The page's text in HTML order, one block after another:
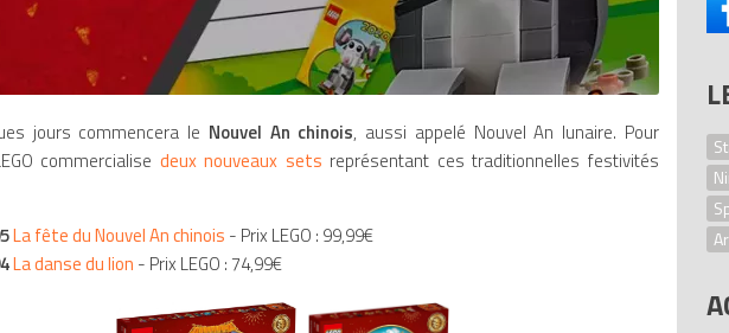
jours commencera le Nouvel An chinois, aussi appelé Nouvel An lunaire. Pour
commercialise deux nouveaux sets représentant ces traditionnelles festivités
La fête du Nouvel An chinois - Prix LEGO : 99,99€
La danse du lion - Prix LEGO : 74,99€